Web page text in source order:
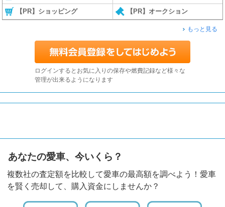
【PR】ショッピング 【PR】オークション
もっと見る
ログインするとお気に入りの保存や燃費記録など様々な
管理が出来るようになります
あなたの愛車、今いくら？
複数社の査定額を比較して愛車の最高額を調べよう！愛車
を賢く売却して、購入資金にしませんか？